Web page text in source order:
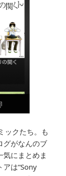
ックたち。も
グがなんのブ
にまとめま
は“Sony